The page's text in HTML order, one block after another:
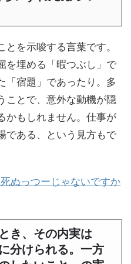
を示唆する言葉です。
を埋める「暇つぶし」で
「宿題」であったり。多
ことで、意外な動機が隠
かもしれません。仕事が
である、という見方もで
ぬっつーじゃないですか
き、その内実は
分けられる。一方